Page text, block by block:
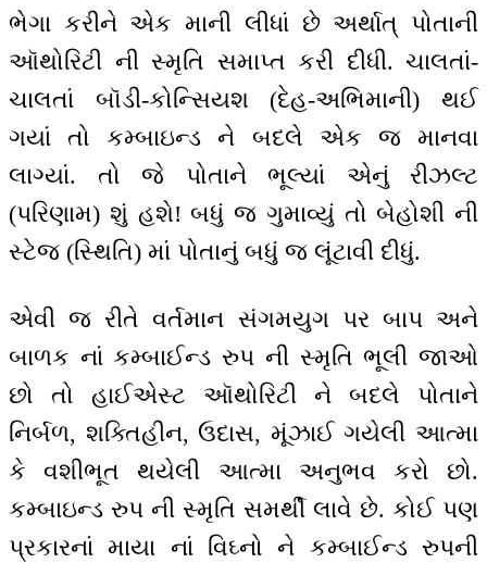
ભેગા કરીને એક માની લીધાં છે અર્થાત્ પોતાની
ઑથોરિટી ની સ્મૃતિ સમાપ્ત કરી દીધી. ચાલતાં-
ચાલતાં બૉડી-કોન્સિયશ (દેહ-અભિમાની) થઈ
ગયાં તો કમ્બાઇન્ડ ને બદલે એક જ માનવા
લાગ્યાં. તો જે પોતાને ભૂલ્યાં એનું રીઝલ્ટ
(પરિણામ) શું હશે! બધું જ ગુમાવ્યું તો બેહોશી ની
સ્ટેજ (સ્થિતિ) માં પોતાનું બધું જ લૂંટાવી દીધું.
એવી જ રીતે વર્તમાન સંગમયુગ પર બાપ અને
બાળક નાં કમ્બાઈન્ડ રુપ ની સ્મૃતિ ભૂલી જાઓ
છો તો હાઈએસ્ટ ઑથોરિટી ને બદલે પોતાને
નિર્બળ, શક્તિહીન, ઉદાસ, મૂંઝાઈ ગયેલી આત્મા
કે વશીભૂત થયેલી આત્મા અનુભવ કરો છો.
કમ્બાઇન્ડ રુપ ની સ્મૃતિ સમર્થી લાવે છે. કોઈ પણ
પ્રકારનાં માયા નાં વિઘ્નો ને કમ્બાઈન્ડ રુપની